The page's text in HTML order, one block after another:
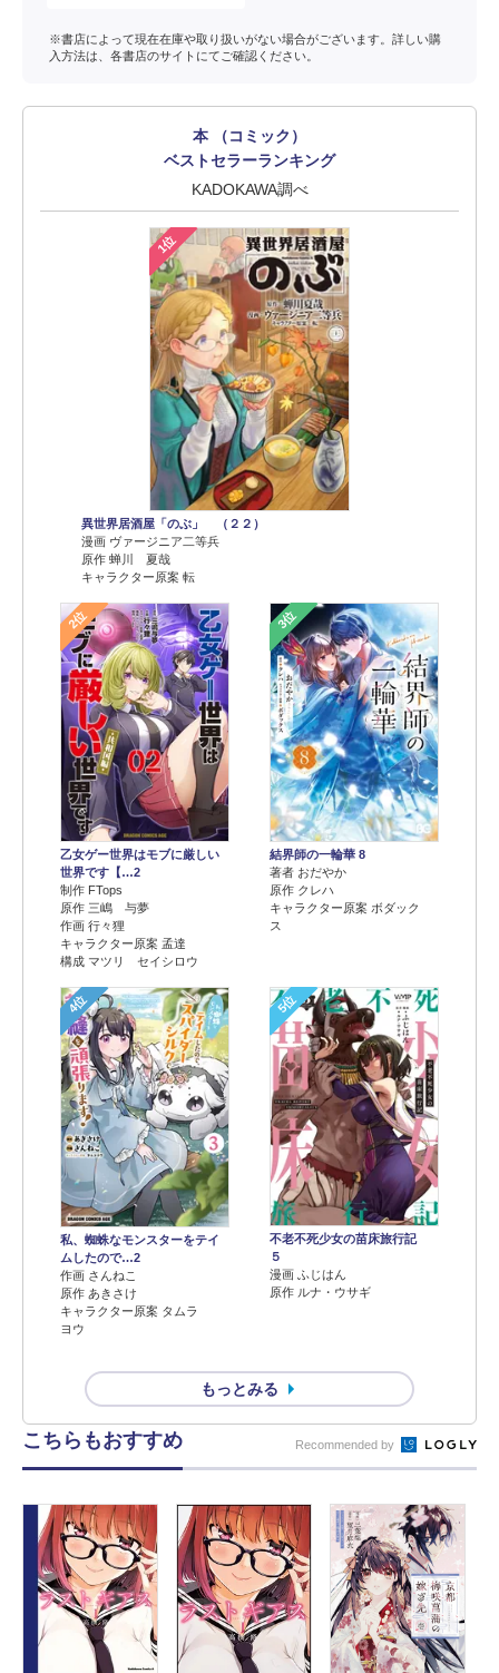
※書店によって現在在庫や取り扱いがない場合がございます。詳しい購
入方法は、各書店のサイトにてご確認ください。
本 （コミック）
ベストセラーランキング
KADOKAWA調べ
1位
異世界居酒屋「のぶ」 （２２）
漫画 ヴァージニア二等兵
原作 蝉川 夏哉
キャラクター原案 転
2位
乙女ゲー世界はモブに厳しい
世界です【…2
制作 FTops
原作 三嶋 与夢
作画 行々狸
キャラクター原案 孟達
構成 マツリ セイシロウ
3位
結界師の一輪華 8
著者 おだやか
原作 クレハ
キャラクター原案 ボダック
ス
4位
私、蜘蛛なモンスターをテイ
ムしたので…2
作画 さんねこ
原作 あきさけ
キャラクター原案 タムラ
ヨウ
5位
不老不死少女の苗床旅行記
５
漫画 ふじはん
原作 ルナ・ウサギ
もっとみる
こちらもおすすめ Recommended by